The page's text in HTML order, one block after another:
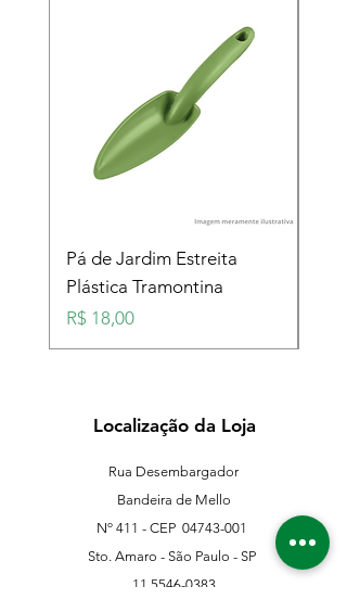
Pá de Jardim Estreita
Plástica Tramontina
Preço
R$ 18,00
Localização da Loja
Rua Desembargador
Bandeira de Mello
Nº 411 - CEP 04743-001
Sto. Amaro - São Paulo - SP
11 5546-0383